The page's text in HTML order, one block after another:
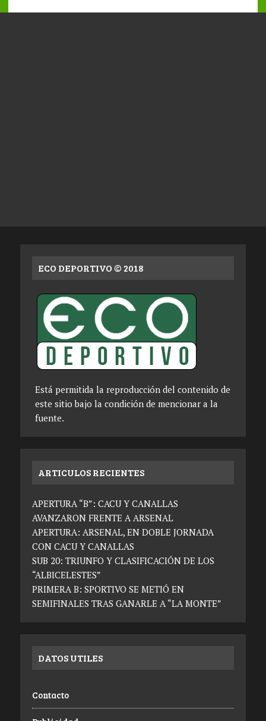
ECO DEPORTIVO © 2018
Está permitida la reproducción del contenido de
este sitio bajo la condición de mencionar a la
fuente.
ARTICULOS RECIENTES
APERTURA “B”: CACU Y CANALLAS
AVANZARON FRENTE A ARSENAL
APERTURA: ARSENAL, EN DOBLE JORNADA
CON CACU Y CANALLAS
SUB 20: TRIUNFO Y CLASIFICACIÓN DE LOS
“ALBICELESTES”
PRIMERA B: SPORTIVO SE METIÓ EN
SEMIFINALES TRAS GANARLE A “LA MONTE”
DATOS UTILES
Contacto